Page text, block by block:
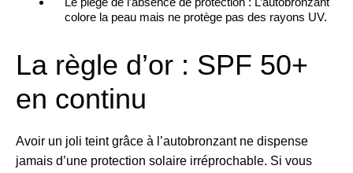
colore la peau mais ne protège pas des rayons UV.
La règle d’or : SPF 50+
en continu
Avoir un joli teint grâce à l’autobronzant ne dispense
jamais d’une protection solaire irréprochable. Si vous